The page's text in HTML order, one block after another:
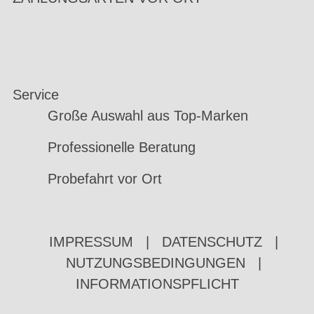
Service
Große Auswahl aus Top-Marken
Professionelle Beratung
Probefahrt vor Ort
IMPRESSUM DATENSCHUTZ
NUTZUNGSBEDINGUNGEN
INFORMATIONSPFLICHT